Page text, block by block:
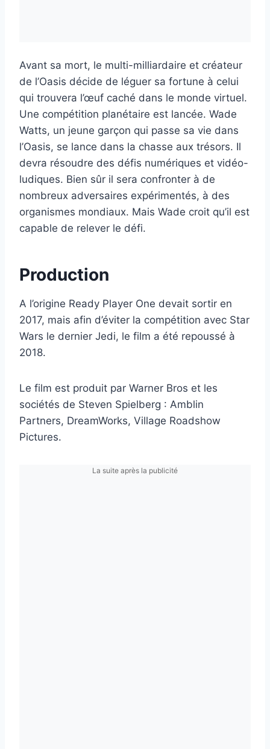
Avant sa mort, le multi-milliardaire et créateur
de l’Oasis décide de léguer sa fortune à celui
qui trouvera l’œuf caché dans le monde virtuel.
Une compétition planétaire est lancée. Wade
Watts, un jeune garçon qui passe sa vie dans
l’Oasis, se lance dans la chasse aux trésors. Il
devra résoudre des défis numériques et vidéo-
ludiques. Bien sûr il sera confronter à de
nombreux adversaires expérimentés, à des
organismes mondiaux. Mais Wade croit qu’il est
capable de relever le défi.
Production
A l’origine Ready Player One devait sortir en
2017, mais afin d’éviter la compétition avec Star
Wars le dernier Jedi, le film a été repoussé à
2018.
Le film est produit par Warner Bros et les
sociétés de Steven Spielberg : Amblin
Partners, DreamWorks, Village Roadshow
Pictures.
La suite après la publicité